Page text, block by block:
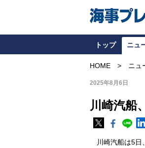
トップ ニュ
HOME ニュ
2025年8月6日
川崎汽船
川崎汽船は5日